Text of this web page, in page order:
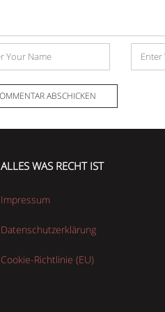
ALLES WAS RECHT IST
Impressum
Datenschutzerklärung
Cookie-Richtlinie (EU)